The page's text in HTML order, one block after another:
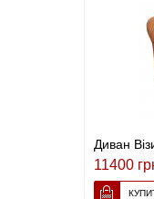
Диван
11400